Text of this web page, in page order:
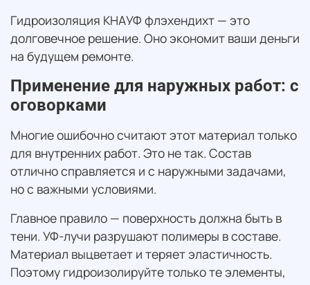
Гидроизоляция КНАУФ флэхендихт — это
долговечное решение. Оно экономит ваши деньги
на будущем ремонте.
Применение для наружных работ: с
оговорками
Многие ошибочно считают этот материал только
для внутренних работ. Это не так. Состав
отлично справляется и с наружными задачами,
но с важными условиями.
Главное правило — поверхность должна быть в
тени. УФ-лучи разрушают полимеры в составе.
Материал выцветает и теряет эластичность.
Поэтому гидроизолируйте только те элементы,